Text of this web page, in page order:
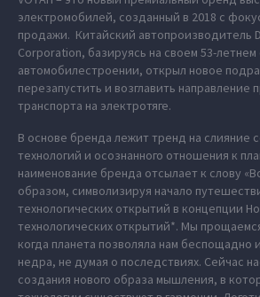
электромобилей, созданный в 2018 с
продажи. Китайский автопроизводитель
Corporation, базируясь на своем 53-летнем
автомобилестроении, открыл новое
перезапустить и возглавить направление
транспорта на электротяге.
В основе бренда лежит тренд на слияние
технологий и осознанного отношения к
наименование бренда отсылает к слову
образом, символизируя начало
технологических открытий в концепции
технологических открытий*. Мы
когда планета позволяла нам беспощадно
недра, не думая о последствиях. Сейчас
создания нового образа мышления, в